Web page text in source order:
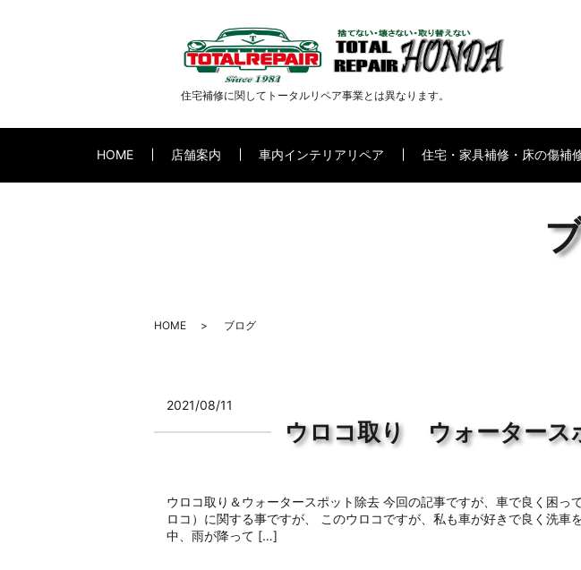
住宅補修に関してトータルリペア事業とは異なります。
HOME 店舗案内 車内インテリアリペア 住宅・家具補修・床の傷補
HOME ブログ
2021/08/11
ウロコ取り ウォータース
ウロコ取り＆ウォータースポット除去 今回の記事ですが、車で良く困っ
ロコ）に関する事ですが、 このウロコですが、私も車が好きで良く洗車
中、雨が降って […]